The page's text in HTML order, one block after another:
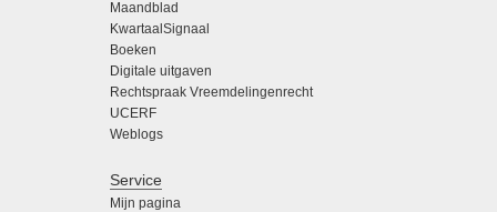
Maandblad
KwartaalSignaal
Boeken
Digitale uitgaven
Rechtspraak Vreemdelingenrecht
UCERF
Weblogs
Service
Mijn pagina